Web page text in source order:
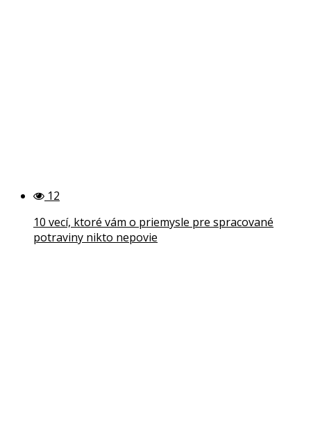
12
10 vecí, ktoré vám o priemysle pre spracované
potraviny nikto nepovie